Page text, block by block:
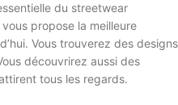
du streetwear
propose la meilleure
Vous trouverez des designs
découvrirez aussi des
tous les regards.